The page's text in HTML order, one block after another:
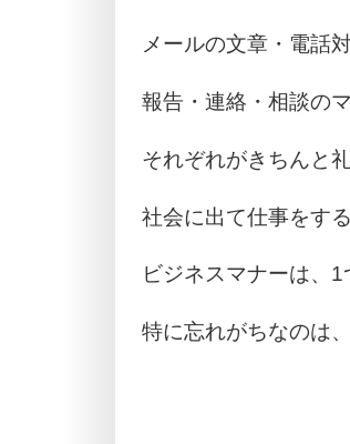
メールの文章・電話
報告・連絡・相談のマ
それぞれがきちんと
社会に出て仕事をす
ビジネスマナーは、1
特に忘れがちなのは